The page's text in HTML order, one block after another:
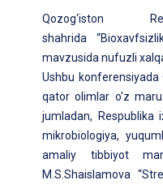
Qozog‘iston
shahrida
mavzusida nufuzli
Ushbu konferensiyada
qator olimlar o'z
jumladan, Respublika
mikrobiologiya,
amaliy tibbiyot
M.S.Shaislamova